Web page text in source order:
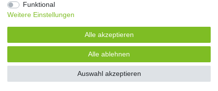
Funktional
Weitere Einstellungen
Alle akzeptieren
Alle ablehnen
Auswahl akzeptieren
Widerrufs­recht
Daten­schutz­erklärung AGB Kontakt